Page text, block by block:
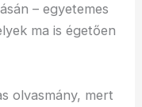
– egyetemes
ma is égetően
olvasmány, mert